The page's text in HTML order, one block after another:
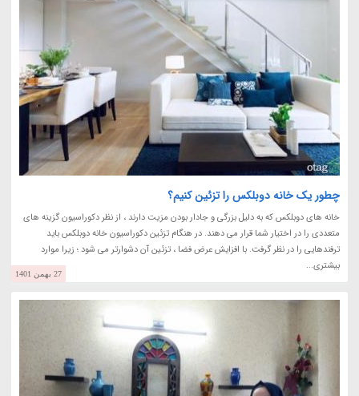
چطور یک خانه دوبلکس را تزئین کنیم؟
خانه های دوبلکس که به دلیل بزرگی و جادار بودن مزیت دارند ، از نظر دکوراسیون گزینه های
متعددی را در اختیار شما قرار می دهند. در هنگام تزئین دکوراسیون خانه دوبلکس باید
ترفندهایی را در نظر گرفت. با افزایش عرض فضا ، تزئین آن دشوارتر می شود ؛ زیرا موارد
بیشتری...
27 بهمن 1401